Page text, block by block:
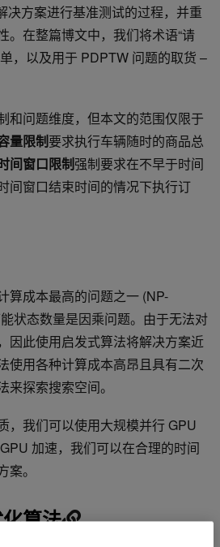
决方案进行基准测试的过程，并重
。在整篇博文中，我们将术语“请
，以及用于 PDPTW 问题的取货 –
和问题维度，但本文的范围仅限于
量限制要求执行车辆随时的商品总
间窗口限制强制要求在不早于时间
间窗口结束时间的情况下执行订
算成本最高的问题之一 (NP-
状态数量是因乘问题。由于无法对
因此使用启发式算法将解决方案近
使用各种计算成本高昂且具有二次
探索搜索空间。
，我们可以使用大规模并行 GPU
加速，我们可以在合理的时间
。
算法